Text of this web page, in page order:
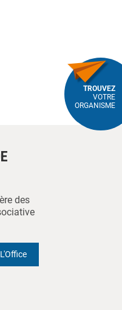
des
TROUVEZ
VOTRE
ORGANISME